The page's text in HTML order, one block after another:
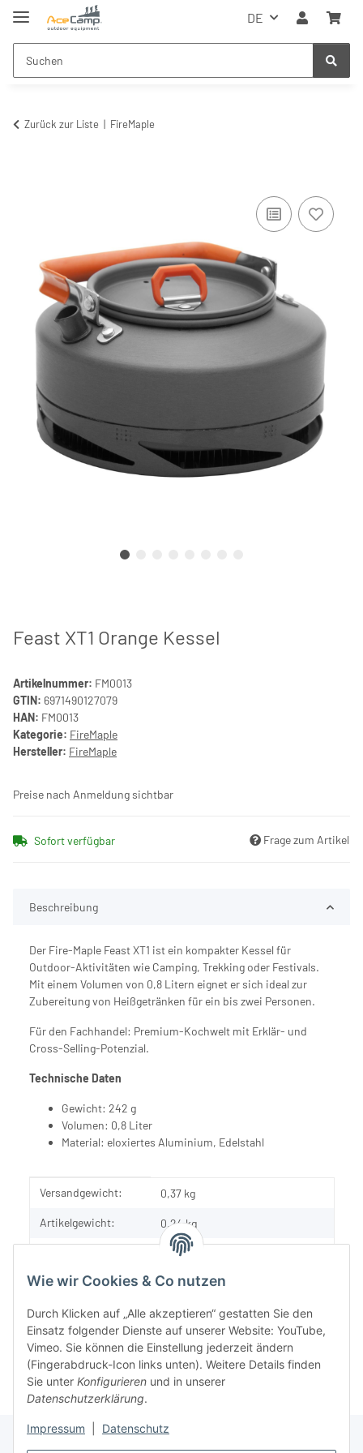
Wie wir Cookies & Co nutzen
Durch Klicken auf „Alle akzeptieren“ gestatten Sie den
Einsatz folgender Dienste auf unserer Website: YouTube,
Vimeo. Sie können die Einstellung jederzeit ändern
(Fingerabdruck-Icon links unten). Weitere Details finden
Sie unter Konfigurieren und in unserer
Datenschutzerklärung.
Impressum Datenschutz
DE
Zurück zur Liste FireMaple
Feast XT1 Orange Kessel
Artikelnummer: FM0013
GTIN: 6971490127079
HAN: FM0013
Kategorie: FireMaple
Hersteller: FireMaple
Preise nach Anmeldung sichtbar
Sofort verfügbar Frage zum Artikel
Beschreibung
Der Fire-Maple Feast XT1 ist ein kompakter Kessel für
Outdoor-Aktivitäten wie Camping, Trekking oder Festivals.
Mit einem Volumen von 0,8 Litern eignet er sich ideal zur
Zubereitung von Heißgetränken für ein bis zwei Personen.
Für den Fachhandel: Premium-Kochwelt mit Erklär- und
Cross-Selling-Potenzial.
Technische Daten
Gewicht: 242 g
Volumen: 0,8 Liter
Material: eloxiertes Aluminium, Edelstahl
Produkteigenschaft
Wert
Versandgewicht: 0,37 kg
Artikelgewicht: 0,24 kg
1,00 Stück